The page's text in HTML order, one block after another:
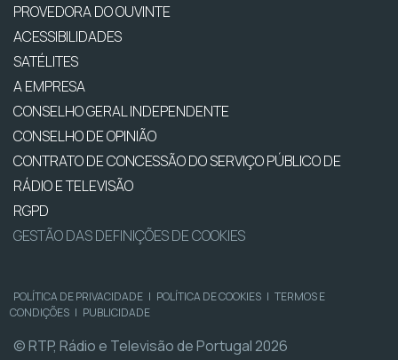
PROVEDORA DO OUVINTE
ACESSIBILIDADES
SATÉLITES
A EMPRESA
CONSELHO GERAL INDEPENDENTE
CONSELHO DE OPINIÃO
CONTRATO DE CONCESSÃO DO SERVIÇO PÚBLICO DE
RÁDIO E TELEVISÃO
RGPD
GESTÃO DAS DEFINIÇÕES DE COOKIES
POLÍTICA DE PRIVACIDADE | POLÍTICA DE COOKIES | TERMOS E
CONDIÇÕES | PUBLICIDADE
© RTP, Rádio e Televisão de Portugal 2026